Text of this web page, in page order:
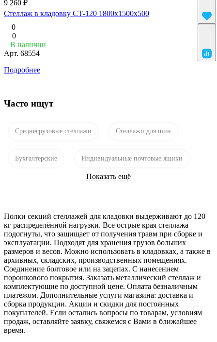
9 260 ₽
Стеллаж в кладовку СТ-120 1800х1500х500
0
0
В наличии
Арт. 68554
Подробнее
Часто ищут
Среднегрузовые стеллажи Стеллажи для шин
Бухгалтерские Индивидуальные почтовые ящики
Показать ещё
Полки секций стеллажей для кладовки выдерживают до 120
кг распределённой нагрузки. Все острые края стеллажа
подогнуты, что защищает от получения травм при сборке и
эксплуатации. Подходят для хранения грузов больших
размеров и весов. Можно использовать в кладовках, а также в
архивных, складских, производственных помещениях.
Соединение болтовое или на зацепах. С нанесением
порошкового покрытия. Заказать металлический стеллаж и
комплектующие по доступной цене. Оплата безналичным
платежом. Дополнительные услуги магазина: доставка и
сборка продукции. Акции и скидки для постоянных
покупателей. Если остались вопросы по товарам, условиям
продаж, оставляйте заявку, свяжемся с Вами в ближайшее
время.